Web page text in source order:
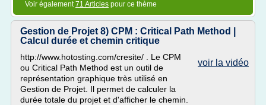
Voir également71 Articles pour ce thème
Gestion de Projet 8) CPM : Critical Path Method |
Calcul durée et chemin critique
voir la vidéo
http://www.hotosting.com/cresite/ . Le CPM
ou Critical Path Method est un outil de
représentation graphique très utilisé en
Gestion de Projet. Il permet de calculer la
durée totale du projet et d'afficher le chemin.